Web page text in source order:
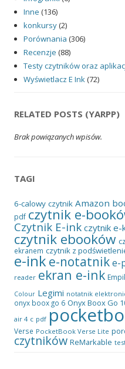
Inne (136)
konkursy(2)
Porównania (306)
Recenzje (88)
Testy czytników oraz
Wyświetlacz E Ink (72)
RELATED POSTS (YARPP)
Brak powiązanych wpisów.
TAGI
6-calowy czytnik Amazon
pdf czytnik e-
Czytnik E-ink czytnik e-
czytnik ebooków
ekranem czytnik z
e-ink e-notatnike-
reader ekran e-ink
Colour Legimi notatnik
onyx boox go 6 Onyx Boox Go
air 4 c pdf
Verse PocketBook Verse Lite
czytników ReMarkable